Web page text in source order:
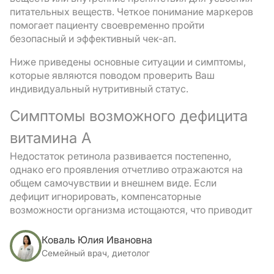
питательных веществ. Четкое понимание маркеров
помогает пациенту своевременно пройти
безопасный и эффективный чек-ап.
Ниже приведены основные ситуации и симптомы,
которые являются поводом проверить Ваш
индивидуальный нутритивный статус.
Симптомы возможного дефицита
витамина А
Недостаток ретинола развивается постепенно,
однако его проявления отчетливо отражаются на
общем самочувствии и внешнем виде. Если
дефицит игнорировать, компенсаторные
возможности организма истощаются, что приводит
Чаще всего пациенты сталкиваются со
следующими проявлениями:
Коваль Юлия Ивановна
Семейный врач, диетолог